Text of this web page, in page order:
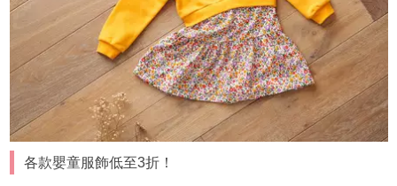
各款嬰童服飾低至3折！